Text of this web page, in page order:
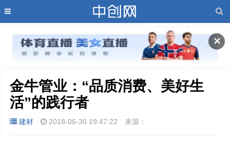
✕
金牛管业：“品质消费、美好生
活”的践行者
建材 2018-06-30 19:47:22 来源：